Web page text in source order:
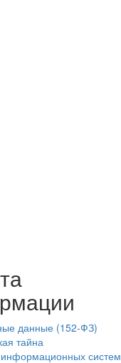
данные (152-ФЗ)
тайна
информационных систем